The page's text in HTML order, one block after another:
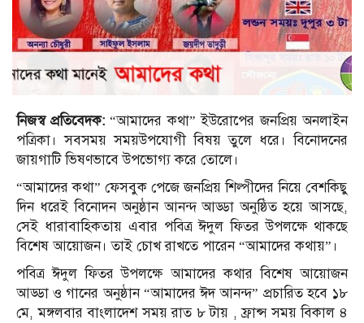
নিজস্ব প্রতিবেদক:“আমাদের কথা” ইউরোপের জনপ্রিয় অনলাইন
পত্রিকা। সবসময় সময়উপযোগী বিষয় তুলে ধরে। বিনোদনের
জায়গাটি ভিষণভাবে উপভোগ্য করে তোলে।
“আমাদের কথা” ফেসবুক পেজে জনপ্রিয় শিল্পীদের নিয়ে বেশকিছু
দিন ধরেই বিনোদন অনুষ্ঠান আনন্দ আড্ডা অনুষ্ঠিত হয়ে আসছে,
সেই ধারাবাহিকতায় এবার পবিত্র ঈদুল ফিতর উপলক্ষে থাকছে
বিশেষ আয়োজন। তাই চোখ রাখতে পারেন “আমাদের কথায়”।
পবিত্র ঈদুল ফিতর উপলক্ষে আমাদের কথার বিশেষ আয়োজন
আড্ডা ও গানের অনুষ্ঠান “আমাদের ঈদ আনন্দ” প্রচারিত হবে ১৮
মে, মঙ্গলবার বাংলাদেশ সময় রাত ৮ টায় , ফ্রান্স সময় বিকাল ৪